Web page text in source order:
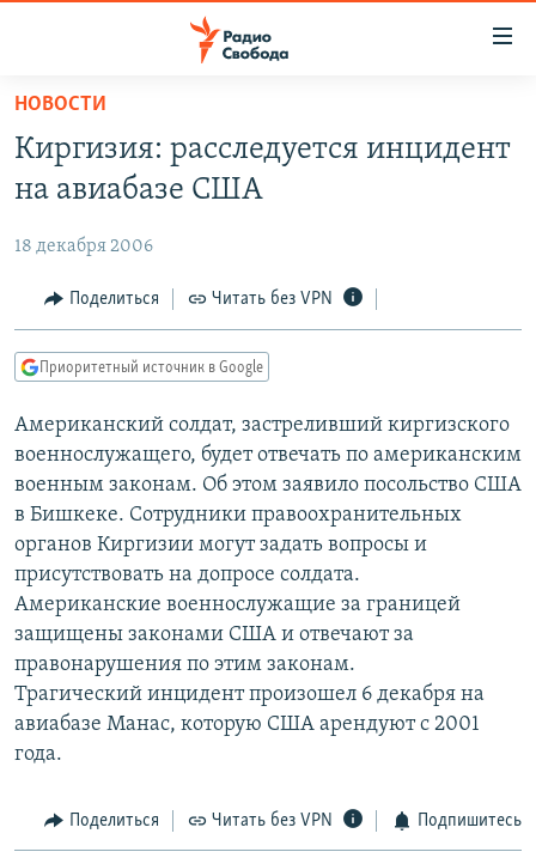
упрощенного
доступа
основному
Вернутся
главной
навигации
Вернутся
поиску
ПОДКАСТЫ
ЦИТАТЫ СВОБОДЫ
МНЕНИЯ
IDEL.РЕАЛИИ
КАВКАЗ.РЕАЛИИ
СЕВЕР.РЕАЛИИ
СИБИРЬ.РЕАЛИИ
РАСПИСАНИЕ ВЕЩАНИЯ
ПОДПИШИТЕСЬ НА РАССЫЛКУ
СОЦИАЛЬНЫЕ СЕТИ
Все сайты РСЕ/РС
НОВОСТИ
Киргизия: расследуется инцидент
на авиабазе США
18 декабря 2006
Поделиться Читать без VPN
Приоритетный источник в Google
Американский солдат, застреливший киргизского
военнослужащего, будет отвечать по американским
военным законам. Об этом заявило посольство США
в Бишкеке. Сотрудники правоохранительных
органов Киргизии могут задать вопросы и
присутствовать на допросе солдата.
Американские военнослужащие за границей
защищены законами США и отвечают за
правонарушения по этим законам.
Трагический инцидент произошел 6 декабря на
авиабазе Манас, которую США арендуют с 2001
года.
Поделиться Читать без VPN Подпишитесь